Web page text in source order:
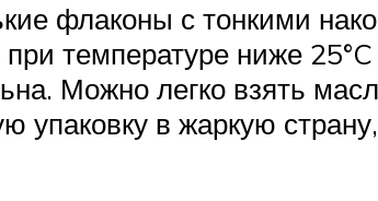
флаконы с тонкими
температуре ниже
Можно легко взять
упаковку в жаркую